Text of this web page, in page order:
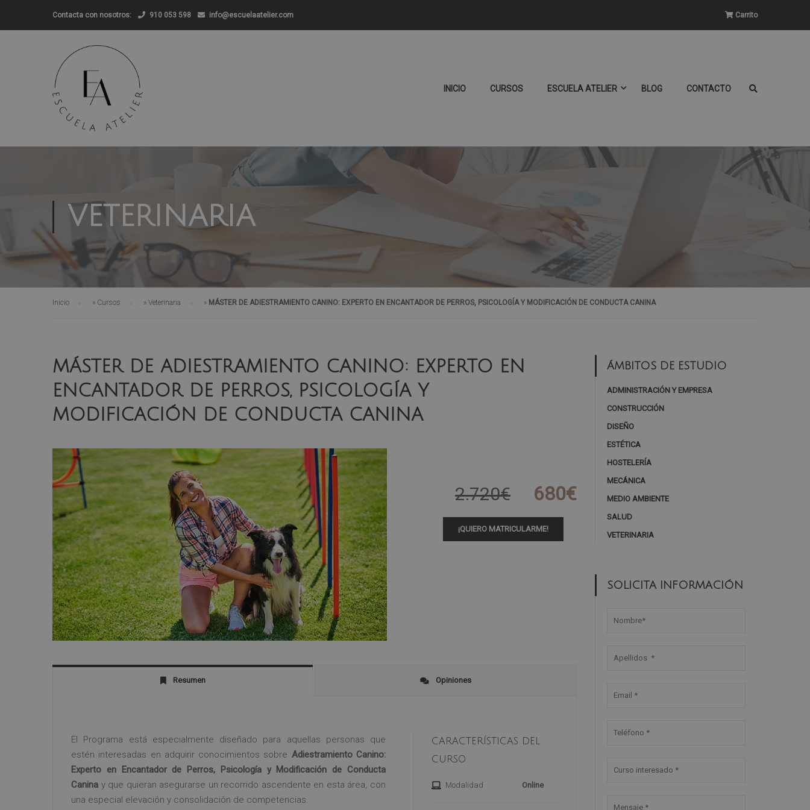
Contacta con nosotros: 910 053 598 info@escuelaatelier.com Carrito
INICIO CURSOS ESCUELA ATELIER BLOG CONTACTO
VETERINARIA
Inicio » Cursos » Veterinaria » MÁSTER DE ADIESTRAMIENTO CANINO: EXPERTO EN ENCANTADOR DE PERROS, PSICOLOGÍA Y MODIFICACIÓN DE CONDUCTA CANINA
MÁSTER DE ADIESTRAMIENTO CANINO: EXPERTO EN
ENCANTADOR DE PERROS, PSICOLOGÍA Y
MODIFICACIÓN DE CONDUCTA CANINA
2.720€ 680€
¡QUIERO MATRICULARME!
Resumen Opiniones
El Programa está especialmente diseñado para aquellas personas que
estén interesadas en adquirir conocimientos sobre Adiestramiento Canino:
Experto en Encantador de Perros, Psicología y Modificación de Conducta
Canina y que quieran asegurarse un recorrido ascendente en esta área, con
una especial elevación y consolidación de competencias.
CARACTERÍSTICAS DEL
CURSO
Modalidad Online
ÁMBITOS DE ESTUDIO
ADMINISTRACIÓN Y EMPRESA
CONSTRUCCIÓN
DISEÑO
ESTÉTICA
HOSTELERÍA
MECÁNICA
MEDIO AMBIENTE
SALUD
VETERINARIA
SOLICITA INFORMACIÓN